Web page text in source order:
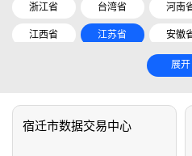
浙江省 台湾省 河南
江西省 江苏省 安徽
云南省
展开
宿迁市数据交易中心